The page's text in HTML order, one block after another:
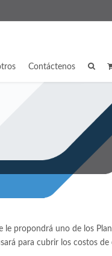
Contáctenos
le propondrá uno de los
para cubrir los costos de